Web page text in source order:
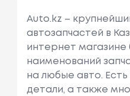
Auto.kz –
автозапчастей в
интернет магазине
наименований
на любые авто.
детали, а также